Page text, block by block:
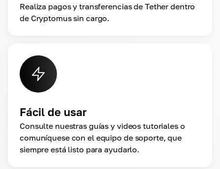
Realiza pagos y transferencias de Tether dentro
de Cryptomus sin cargo.
Fácil de usar
Consulte nuestras guías y videos tutoriales o
comuníquese con el equipo de soporte, que
siempre está listo para ayudarlo.